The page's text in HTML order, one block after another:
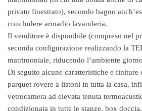
privato finestrato), secondo bagno
concludere armadio lavanderia.
Il venditore è disponibile (compreso nel
seconda configurazione realizzando la
matrimoniale, riducendo l’ambiente
Di seguito alcune caratteristiche e finiture
parquet rovere a listoni in tutta la casa,
vetrocamera ad elevata tenuta
condizionata in tutte le stanze, box